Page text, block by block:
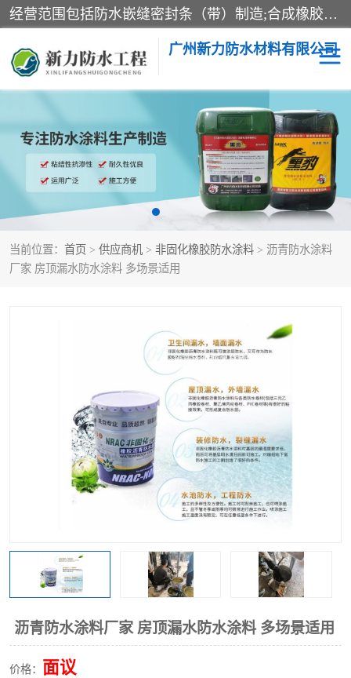
经营范围包括防水嵌缝密封条（带）制造;合成橡胶制造（监控化学品、危险化学品除外）;沥青混合物制造;防水胶粘带制造;其他合成材料制造（监控化学品、危险化学品除外）;涂料制造（监控化学品、危险化学品除外）;建筑结构防水补漏;防水建筑材料制造;粘合剂制造（监控化学品、危险化学品除外）;涂料零售;广州新力防水材料有限公司具有1处分支机构。
广州新力防水材料有限公司
当前位置： 首页 > 供应商机 > 非固化橡胶防水涂料 > 沥青防水涂料
厂家 房顶漏水防水涂料 多场景适用
沥青防水涂料厂家 房顶漏水防水涂料 多场景适用
价格： 面议
黑豹防水胶 建筑108胶水
乳化沥青防水涂料 自粘卷材
非固化橡胶防水涂料